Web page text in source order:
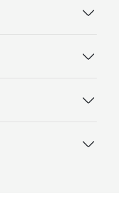
политику